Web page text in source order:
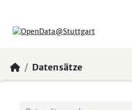
Datensätze